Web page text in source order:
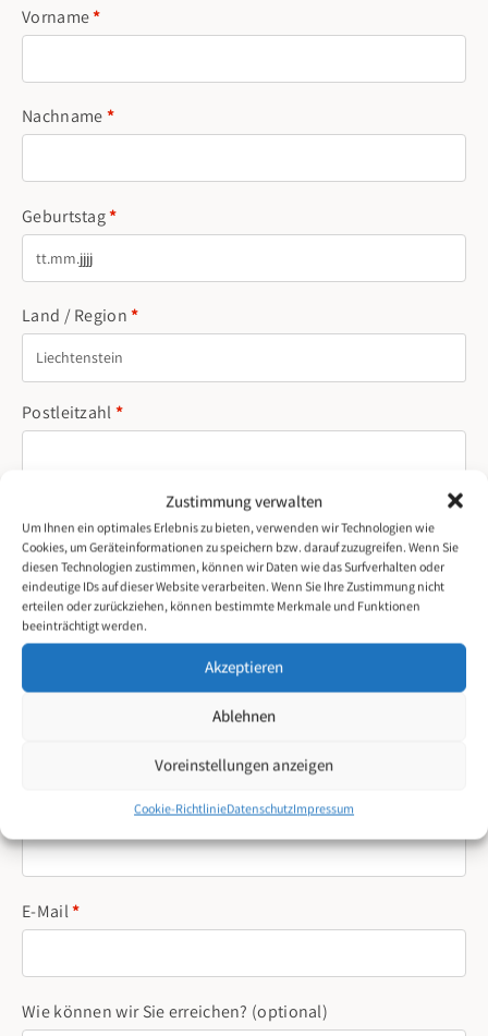
Zustimmung verwalten
Um Ihnen ein optimales Erlebnis zu bieten, verwenden wir Technologien wie
Cookies, um Geräteinformationen zu speichern bzw. darauf zuzugreifen. Wenn Sie
diesen Technologien zustimmen, können wir Daten wie das Surfverhalten oder
eindeutige IDs auf dieser Website verarbeiten. Wenn Sie Ihre Zustimmung nicht
erteilen oder zurückziehen, können bestimmte Merkmale und Funktionen
beeinträchtigt werden.
Akzeptieren
Ablehnen
Voreinstellungen anzeigen
Cookie-RichtlinieDatenschutzImpressum
Vorname*
Nachname*
Geburtstag*
Land / Region*
Liechtenstein
Postleitzahl*
Hausnummer(optional)
(optional)
E-Mail*
Wie können wir Sie erreichen? (optional)